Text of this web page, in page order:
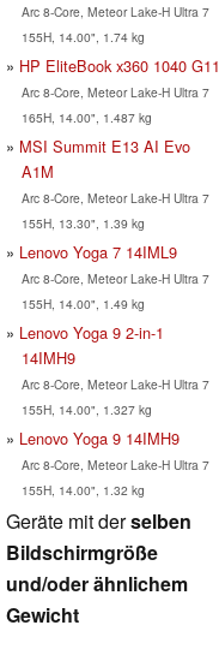
Arc 8-Core, Meteor Lake-H Ultra 7
155H, 14.00", 1.74 kg
HP EliteBook x360 1040 G11
Arc 8-Core, Meteor Lake-H Ultra 7
165H, 14.00", 1.487 kg
MSI Summit E13 AI Evo
A1M
Arc 8-Core, Meteor Lake-H Ultra 7
155H, 13.30", 1.39 kg
Lenovo Yoga 7 14IML9
Arc 8-Core, Meteor Lake-H Ultra 7
155H, 14.00", 1.49 kg
Lenovo Yoga 9 2-in-1
14IMH9
Arc 8-Core, Meteor Lake-H Ultra 7
155H, 14.00", 1.327 kg
Lenovo Yoga 9 14IMH9
Arc 8-Core, Meteor Lake-H Ultra 7
155H, 14.00", 1.32 kg
Geräte mit derselben
Bildschirmgröße
und/oder ähnlichem
Gewicht